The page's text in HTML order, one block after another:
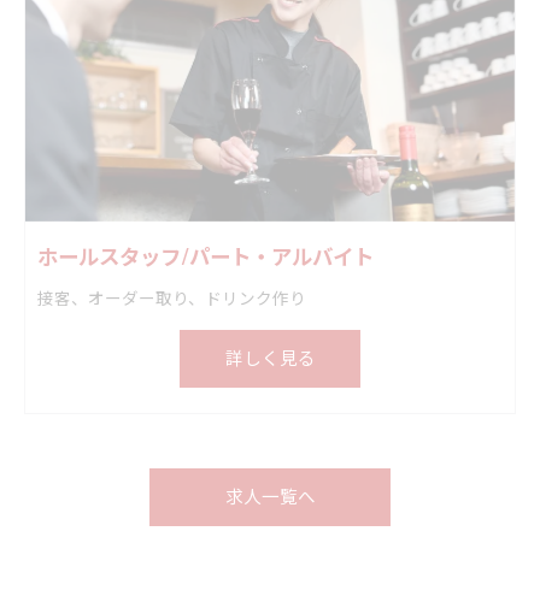
ホールスタッフ/パート・アルバイト
接客、オーダー取り、ドリンク作り
詳しく見る
求人一覧へ